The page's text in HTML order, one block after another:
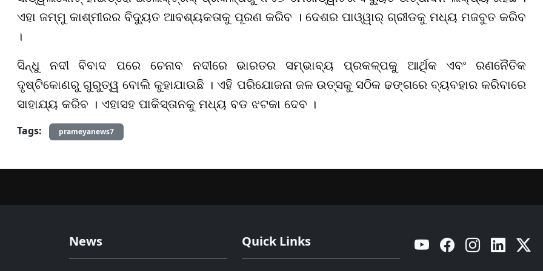
ଏହା ଜମ୍ମୁ କାଶ୍ମୀରର ବିଦ୍ୟୁତ ଆବଶ୍ୟକତାକୁ ପୂରଣ କରିବ । ଦେଶର ପାଓ୍ୱାର୍ ଗ୍ରୀଡକୁ ମଧ୍ୟ ମଜବୁତ କରିବ
।
ସିନ୍ଧୁ ନଦୀ ବିବାଦ ପରେ ଚେନାବ ନଦୀରେ ଭାରତର ସମ୍ଭାବ୍ୟ ପ୍ରକଳ୍ପକୁ ଆର୍ଥିକ ଏବଂ ରଣନୈତିକ
ଦୃଷ୍ଟିକୋଣରୁ ଗୁରୁତ୍ୱ ବୋଲି କୁହାଯାଉଛି । ଏହି ପରିଯୋଜନା ଜଳ ଉତ୍ସକୁ ସଠିକ ଢଙ୍ଗରେ ବ୍ୟବହାର କରିବାରେ
ସାହାଯ୍ୟ କରିବ । ଏହାସହ ପାକିସ୍ତାନକୁ ମଧ୍ୟ ବଡ ଝଟକା ଦେବ ।
Tags:
prameyanews7
News Quick Links YouTube Facebook Instagram